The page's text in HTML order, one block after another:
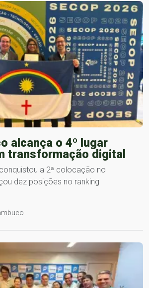
alcança o 4º lugar
transformação digital
a 2ª colocação no
dez posições no ranking